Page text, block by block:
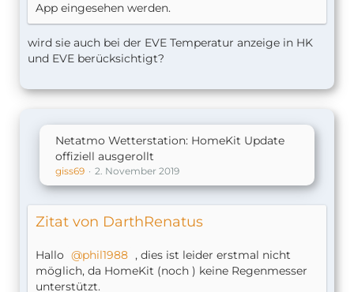
App eingesehen werden.
wird sie auch bei der EVE Temperatur anzeige in HK
und EVE berücksichtigt?
Netatmo Wetterstation: HomeKit Update
offiziell ausgerollt
giss69 2. November 2019
Zitat von DarthRenatus
Hallo phil1988 , dies ist leider erstmal nicht
möglich, da HomeKit (noch ) keine Regenmesser
unterstützt.